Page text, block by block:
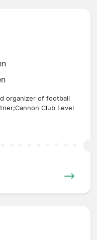
organizer of football
Club Level